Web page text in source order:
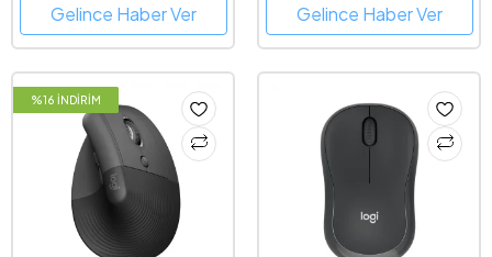
Gelince Haber Ver Gelince Haber Ver
%16 İNDİRİM